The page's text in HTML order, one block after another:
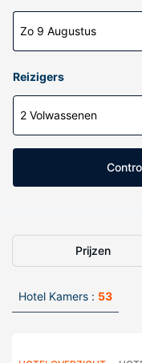
Zo 9 Augustus
Reizigers
2 Volwassenen
Prijzen
Hotel Kamers : 53